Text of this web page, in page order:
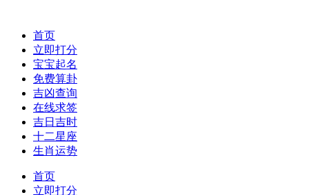
首页
立即打分
宝宝起名
免费算卦
吉凶查询
在线求签
吉日吉时
十二星座
生肖运势
首页
立即打分